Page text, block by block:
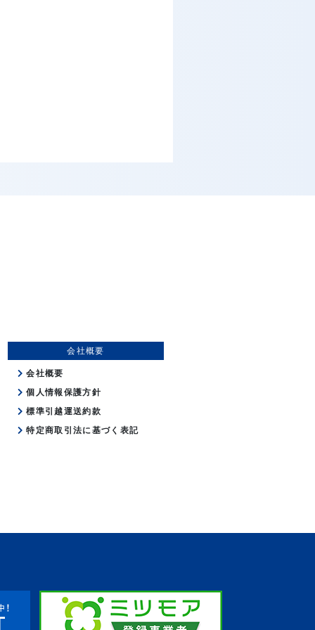
会社概要
会社概要
個人情報保護方針
標準引越運送約款
特定商取引法に基づく表記